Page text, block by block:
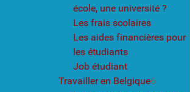
école, une université ?
Les frais scolaires
Les aides financières pour
les étudiants
Job étudiant
Travailler en Belgique6